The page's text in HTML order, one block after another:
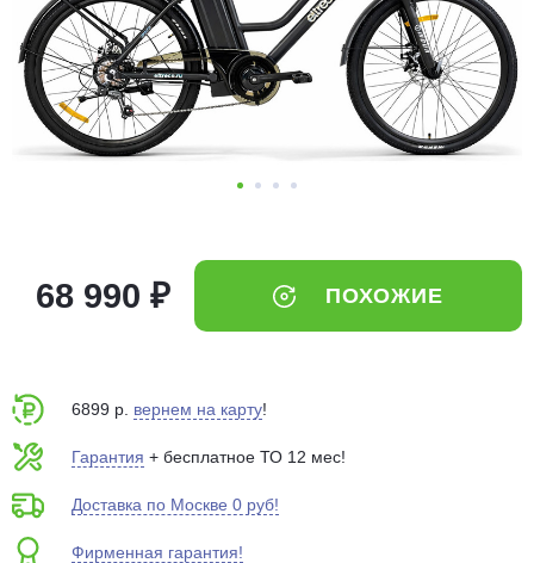
68 990 ₽ ПОХОЖИЕ
6899 р. вернем на карту!
Гарантия + бесплатное ТО 12 мес!
Доставка по Москве 0 руб!
Фирменная гарантия!
Добавляйте товары
в корзину
Оплачивайте сегодня только
25% картой любого банка
выбранный способом
75% будут
Подробнее